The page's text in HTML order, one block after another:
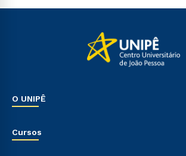
O UNIPÊ
Sala de Imprensa
Cursos